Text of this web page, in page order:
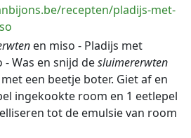
recepten/pladijs-met-
en miso - Pladijs met
- Was en snijd desluimererwten
een beetje boter. Giet af en
ingekookte room en 1 eetlepel
tot de emulsie van room